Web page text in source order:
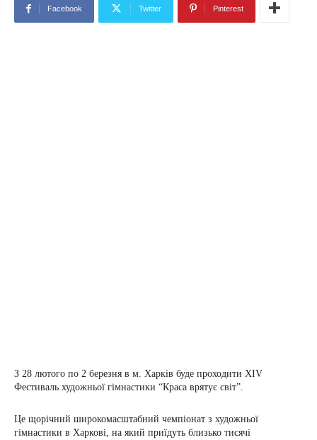
Facebook Twitter Pinterest
З 28 лютого по 2 березня в м. Харків буде проходити ХІV
Фестиваль художньої гімнастики “Краса врятує світ”.
Це щорічний широкомасштабний чемпіонат з художньої
гімнастики в Харкові, на який приїдуть близько тисячі